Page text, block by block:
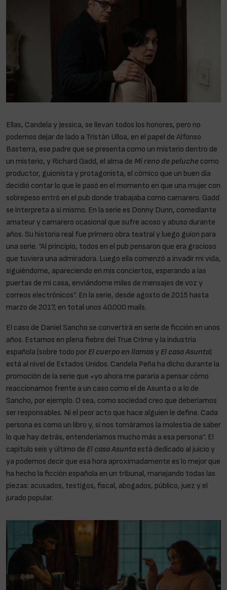
Ellas, Candela y Jessica, se llevan todos los honores, pero no
podemos dejar de lado a Tristán Ulloa, en el papel de Alfonso
Basterra, ese padre que se presenta como un misterio dentro de
un misterio, y Richard Gadd, el alma de Mi reno de peluche como
productor, guionista y protagonista, el cómico que un buen día
decidió contar lo que le pasó en el momento en que una mujer con
sobrepeso entró en el pub donde trabajaba como camarero. Gadd
se interpreta a sí mismo. En la serie es Donny Dunn, comediante
amateur y camarero ocasional que sufre acoso y abuso durante
años. Su historia real fue primero obra teatral y luego guion para
una serie. “Al principio, todos en el pub pensaron que era gracioso
que tuviera una admiradora. Luego ella comenzó a invadir mi vida,
siguiéndome, apareciendo en mis conciertos, esperando a las
puertas de mi casa, enviándome miles de mensajes de voz y
correos electrónicos”. En la serie, desde agosto de 2015 hasta
marzo de 2017, en total unos 40.000 mails.
El caso de Daniel Sancho se convertirá en serie de ficción en unos
años. Estamos en plena fiebre del True Crime y la industria
española (sobre todo por El cuerpo en llamasy El caso Asunta)
está al nivel de Estados Unidos. Candela Peña ha dicho durante la
promoción de la serie que «yo ahora me pararía a pensar cómo
reaccionamos frente a un caso como el de Asunta o a lo de
Sancho, por ejemplo. O sea, como sociedad creo que deberíamos
ser responsables. Ni el peor acto que hace alguien le define. Cada
persona es como un libro y, si nos tomáramos la molestia de saber
lo que hay detrás, entenderíamos mucho más a esa persona”. El
capítulo seis y último de El caso Asunta está dedicado al juicio y
ya podemos decir que esa hora aproximadamente es lo mejor que
ha hecho la ficción española en un tribunal, manejando todas las
piezas: acusados, testigos, fiscal, abogados, público, juez y el
jurado popular.